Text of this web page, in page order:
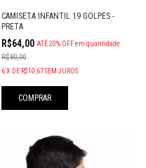
CAMISETA INFANTIL 19 GOLPES -
PRETA
R$64,00 ATÉ 20% OFF em quantidade
R$80,00
6 X DE R$10,67 SEM JUROS
COMPRAR